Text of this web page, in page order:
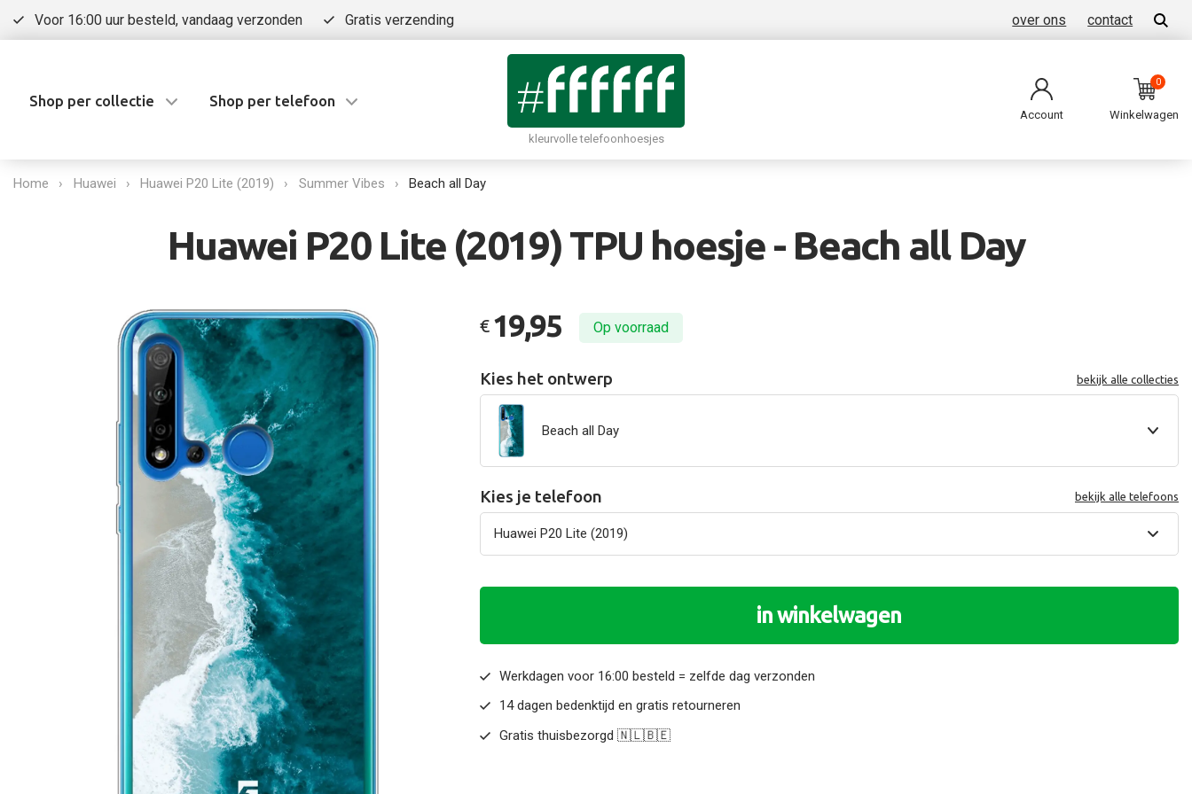
Voor 16:00 uur besteld, vandaag verzonden Gratis verzending over ons contact
Shop per collectie Shop per telefoon
kleurvolle telefoonhoesjes
Account
0
Winkelwagen
Home Huawei Huawei P20 Lite (2019) Summer Vibes Beach all Day
Huawei P20 Lite (2019) TPU hoesje - Beach all Day
€ 19,95 Op voorraad
Kies het ontwerp bekijk alle collecties
Beach all Day
Kies je telefoon bekijk alle telefoons
in winkelwagen
Werkdagen voor 16:00 besteld = zelfde dag verzonden
14 dagen bedenktijd en gratis retourneren
Gratis thuisbezorgd 🇳🇱🇧🇪